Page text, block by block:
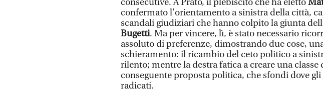
confermato l’orientamento a sinistra della città,
scandali giudiziari che hanno colpito la giunta
Bugetti. Ma per vincere, lì, è stato necessario
assoluto di preferenze, dimostrando due cose,
schieramento: il ricambio del ceto politico a
rilento; mentre la destra fatica a creare una classe
conseguente proposta politica, che sfondi dove gli
radicati.